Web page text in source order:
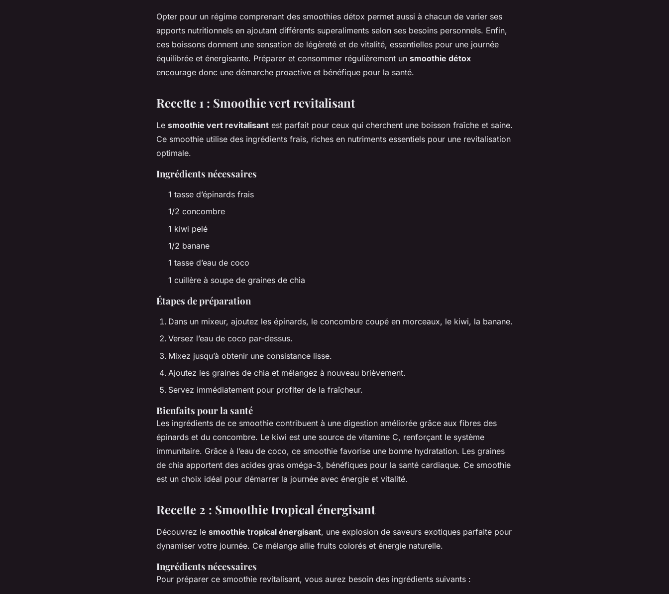
Opter pour un régime comprenant des smoothies détox permet aussi à chacun de varier ses
apports nutritionnels en ajoutant différents superaliments selon ses besoins personnels. Enfin,
ces boissons donnent une sensation de légèreté et de vitalité, essentielles pour une journée
équilibrée et énergisante. Préparer et consommer régulièrement un smoothie détox
encourage donc une démarche proactive et bénéfique pour la santé.
Recette 1 : Smoothie vert revitalisant
Le smoothie vert revitalisant est parfait pour ceux qui cherchent une boisson fraîche et saine.
Ce smoothie utilise des ingrédients frais, riches en nutriments essentiels pour une revitalisation
optimale.
Ingrédients nécessaires
1 tasse d’épinards frais
1/2 concombre
1 kiwi pelé
1/2 banane
1 tasse d’eau de coco
1 cuillère à soupe de graines de chia
Étapes de préparation
Dans un mixeur, ajoutez les épinards, le concombre coupé en morceaux, le kiwi, la banane.
Versez l’eau de coco par-dessus.
Mixez jusqu’à obtenir une consistance lisse.
Ajoutez les graines de chia et mélangez à nouveau brièvement.
Servez immédiatement pour profiter de la fraîcheur.
Bienfaits pour la santé
Les ingrédients de ce smoothie contribuent à une digestion améliorée grâce aux fibres des
épinards et du concombre. Le kiwi est une source de vitamine C, renforçant le système
immunitaire. Grâce à l’eau de coco, ce smoothie favorise une bonne hydratation. Les graines
de chia apportent des acides gras oméga-3, bénéfiques pour la santé cardiaque. Ce smoothie
est un choix idéal pour démarrer la journée avec énergie et vitalité.
Recette 2 : Smoothie tropical énergisant
Découvrez le smoothie tropical énergisant, une explosion de saveurs exotiques parfaite pour
dynamiser votre journée. Ce mélange allie fruits colorés et énergie naturelle.
Ingrédients nécessaires
Pour préparer ce smoothie revitalisant, vous aurez besoin des ingrédients suivants :